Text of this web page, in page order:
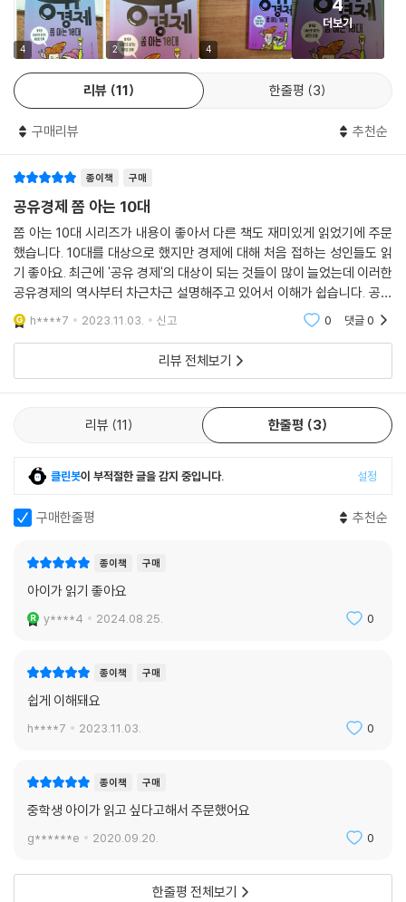
것인지, 공유경제는 언제부터 시작되었는지, 지금에 이르기까지 공유경제
는 어떤 과정을 거쳐 왔는지, 공유경제의 빛과 그림자는 무엇인지, 공유경
제의 가치는 무엇이고 어떤 방향으로 나아가야 하는지 한 발 한 발 내딛어
본다. 함께니까 그 길이 고단하지만은 않다. 서로 머리 맞대고 고민하고, 또
새로운 질문을 만들어 답을 찾아가다 보니 어느새 터널같이 어두웠던 공유
실행해 볼 방법까지 깨닫는다. 역시 함께하는 길은 즐겁다. 공유경제의 내
까. 공유경제의 진짜 얼굴, 공유경제의 빛과 그림자, 되살려야 할 공유경제
의 진정한 가치를 알고 싶다면 신기와 현우와 쇼미가 한자리에 모여 논의
하는 『공유경제 쫌 아는 10대』에 동석해 보자.
무엇을 공유하는 걸까?
공유주택, 공유차량, 공유사무실, 공유주방…. 최근 ‘공유’를 단 단어들을
이곳저곳에서 접한다. 과연 무엇을 공유하는 걸까. 그리고 공간을 공유하
고, 물건을 공유하면 모두 공유경제라고 칭할 수 있을까?
공유경제란 내 것을 다른 사람이, 또는 다른 사람의 것을 내가 사용할 수 있
게 해 주는 시스템이다. 한마디로, 나에게 잘 타지 않는 자전거가 있다면 친
구들이 필요할 때 언제든 내 걸 빌려서 사용하는 거라고 생각하면 이해가
쉽다. 1984년 미국 하버드대학교의 마틴 와이츠먼 교수가 「공유경제, 불
황을 정복하다(The Share Economy, Conquering Stagflation)」라
는 논문을 발표했는데, 이 논문에서 공유경제를 “어떤 상품을 여럿이 나누
2000년대 후반까지 그리 관심을 끌지 못했다. 언제 공유경제에 관심이 생
긴 걸까?
aring Economy)를 사람들이 “돈을 주고받지 않고 인간관계나 다른 사
람을 배려함으로써 느낄 수 있는 만족감을 목적으로 재화와 서비스를 교환
하는 경제 방식”이라고 했다. 마틴 와이츠먼 교수가 1984년에 발표한 자
렌스 레식 교수가 2008년에 펴낸 논문 이후에 정착되었다. 로렌스 레식
교수는 돈을 벌기 위해 생산된 재화나 서비스를 구매하여 소유하는 경제
방식인 상업경제가 아니어도 공유경제를 통해서 효용을 만들어 낼 수 있다
4 2 4
더보기
리뷰 11 한줄평 3
구매리뷰 추천순
종이책 구매
공유경제 쫌 아는 10대
쫌 아는 10대 시리즈가 내용이 좋아서 다른 책도 재미있게 읽었기에 주문
했습니다. 10대를 대상으로 했지만 경제에 대해 처음 접하는 성인들도 읽
기 좋아요. 최근에 '공유 경제'의 대상이 되는 것들이 많이 늘었는데 이러한
공유경제의 역사부터 차근차근 설명해주고 있어서 이해가 쉽습니다. 공유
경제가 환경적인 면에서도 장점이 있다는 점은 생각해보지 못한 관점이라
흥미로웠어요.
h****7 2023.11.03. 신고 0 댓글0
리뷰 전체보기
리뷰 11 한줄평 3
클린봇이 부적절한 글을 감지 중입니다. 설정
구매한줄평 추천순
종이책 구매
아이가 읽기 좋아요
y****4 2024.08.25. 0
종이책 구매
쉽게 이해돼요
h****7 2023.11.03. 0
종이책 구매
중학생 아이가 읽고 싶다고해서 주문했어요
g******e 2020.09.20. 0
한줄평 전체보기